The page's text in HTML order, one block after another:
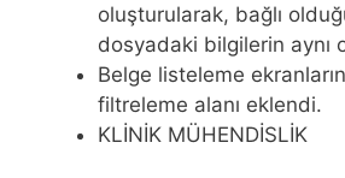
oluşturularak, bağlı
dosyadaki bilgilerin aynı
Belge listeleme
filtreleme alanı eklendi.
KLİNİK MÜHENDİSLİK